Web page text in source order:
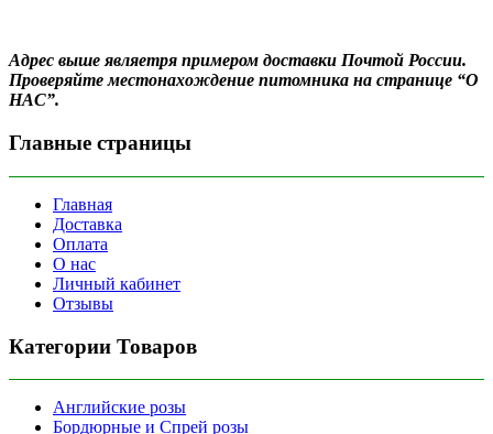
Адрес выше являетря примером доставки Почтой России.
Проверяйте местонахождение питомника на странице “О
НАС”.
Главные страницы
Главная
Доставка
Оплата
О нас
Личный кабинет
Отзывы
Категории Товаров
Английские розы
Бордюрные и Спрей розы